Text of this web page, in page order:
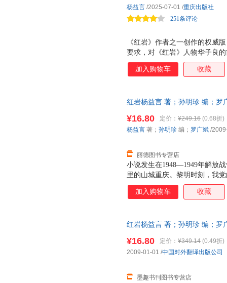
《红岩》作者之一创作的权威
要求，对《红岩》人物华子良
界》，是《红岩》小说的前续
界》为小说《红岩》做了很好
象。作为革命者形象中的另一
伪装，成功避开敌人猜疑，这
虞我诈，对军统特务机关的双
251条评论
杨益言 /2025-07-01 /重庆出版社
加入购物车 收藏
红岩杨益言 著；孙明珍 编；罗
小说发生在1948—1949年解放
里的山城重庆。黎明时刻，我
害也比任何时期残酷，因而敌
工人运动，重庆地下党工人运
人杀害，人头被高挂在城头。
由于他的告密，许云峰、成岗
又带领特务窜到乡下，江姐不
¥16.80 定价： ¥249.16 (0.68折)
丽德图书专营店
杨益言 著； 孙明珍 编； 罗广斌 /
加入购物车 收藏
红岩杨益言 著；孙明珍 编；罗
¥16.80 定价： ¥349.14 (0.49折)
墨趣书刊图书专营店
2009-01-01 /中国对外翻译出版公司